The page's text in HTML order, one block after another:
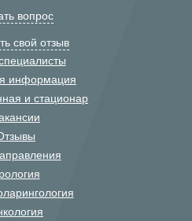
вопрос
свой отзыв
информация
и стационар